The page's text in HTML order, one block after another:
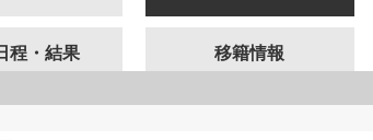
程・結果 移籍情報